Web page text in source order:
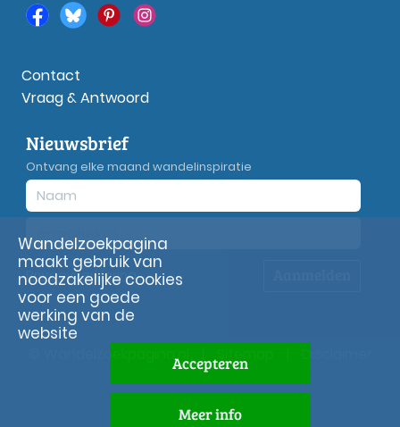
Contact
Vraag & Antwoord
Nieuwsbrief
Ontvang elke maand wandelinspiratie
Privacyverklaring
© Wandelzoekpagina.nl
Wandelzoekpagina
maakt gebruik van
noodzakelijke cookies
voor een goede
werking van de
website
Accepteren
Meer info